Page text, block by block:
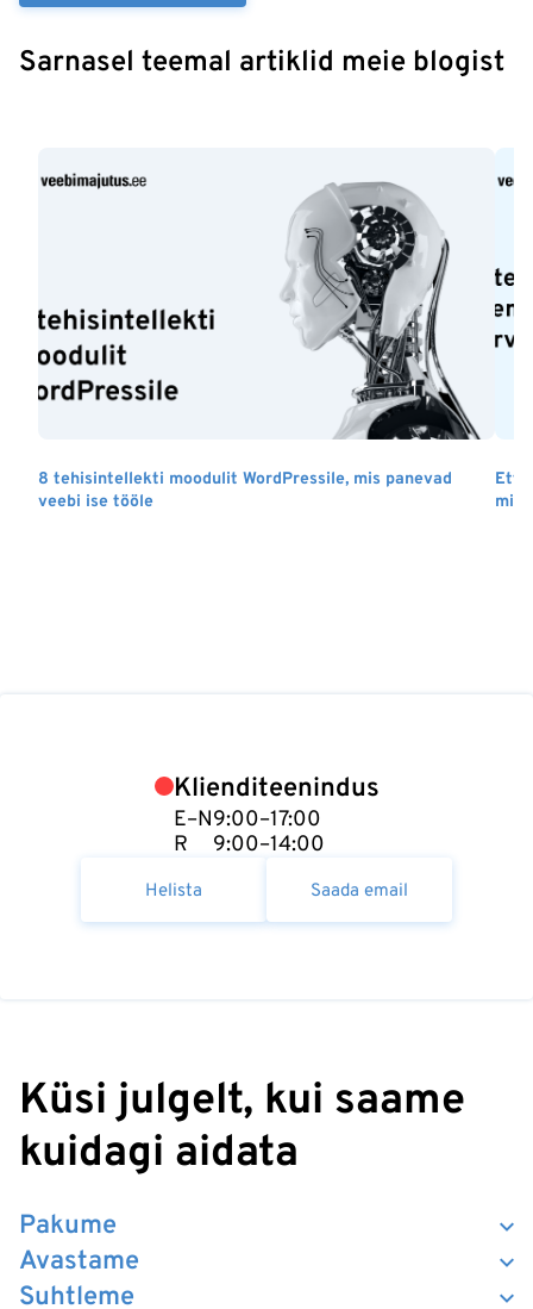
Sarnasel teemal artiklid meie blogist
8 tehisintellekti moodulit WordPressile, mis panevad
veebi ise tööle
Klienditeenindus
E–N
R
9:00–17:00
9:00–14:00
Helista Saada email
Küsi julgelt, kui saame
kuidagi aidata
Suhtleme
Pakume
Avastame